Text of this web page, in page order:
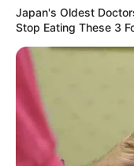
4x Stronger Than
Japan's Oldest
Stop Eating These 3